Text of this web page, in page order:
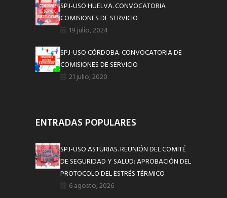
SPJ-USO HUELVA. CONVOCATORIA
COMISIONES DE SERVICIO
19 julio, 2024
SPJ-USO CÓRDOBA. CONVOCATORIA DE
COMISIONES DE SERVICIO
21 julio, 2020
ENTRADAS POPULARES
SPJ-USO ASTURIAS. REUNIÓN DEL COMITÉ
DE SEGURIDAD Y SALUD: APROBACIÓN DEL
PROTOCOLO DEL ESTRÉS TÉRMICO
6 agosto, 2026